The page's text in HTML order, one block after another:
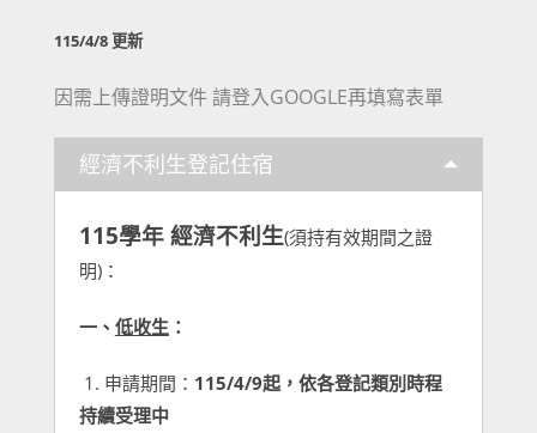
115/4/8 更新
因需上傳證明文件 請登入GOOGLE再填寫表單
經濟不利生登記住宿
115學年 經濟不利生(須持有效期間之證
明)：
一、 低收生 ：
1. 申請期間： 115/4/9起，依各登記類別時程
持續受理中